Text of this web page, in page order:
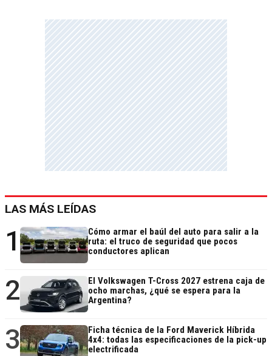
LAS MÁS LEÍDAS
1
Cómo armar el baúl del auto para salir a la
ruta: el truco de seguridad que pocos
conductores aplican
2
El Volkswagen T-Cross 2027 estrena caja de
ocho marchas, ¿qué se espera para la
Argentina?
3
Ficha técnica de la Ford Maverick Híbrida
4x4: todas las especificaciones de la pick-up
electrificada